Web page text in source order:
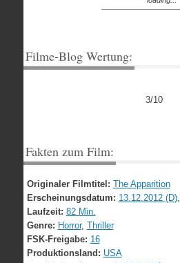
Filme-Blog Wertung:
3/10
Fakten zum Film:
Originaler Filmtitel: The Apparition
Erscheinungsdatum: 13.12.2012 (D),
Laufzeit: 82 Min.
Genre: Horror, Thriller
FSK-Freigabe: 16
Produktionsland: USA